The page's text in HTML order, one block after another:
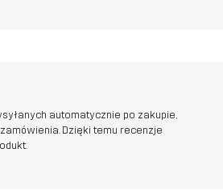
automatycznie po zakupie,
Dzięki temu recenzje